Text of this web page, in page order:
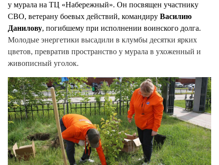
у мурала на ТЦ «Набережный». Он посвящен участнику
СВО, ветерану боевых действий, командиру Василию
Данилову, погибшему при исполнении воинского долга.
Молодые энергетики высадили в клумбы десятки ярких
цветов, превратив пространство у мурала в ухоженный и
живописный уголок.